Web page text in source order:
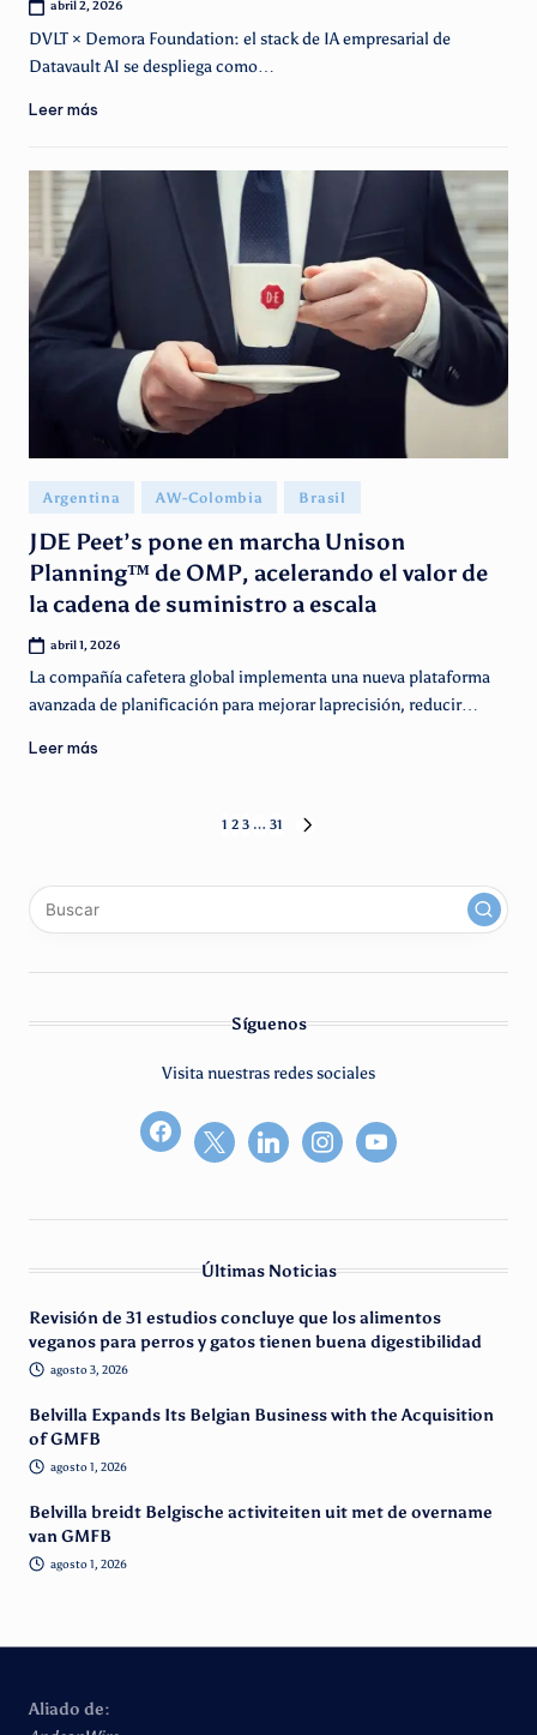
abril 2, 2026
DVLT × Demora Foundation: el stack de IA empresarial de
Datavault AI se despliega como…
Leer más
Publicado
en
Argentina AW-Colombia Brasil
JDE Peet’s pone en marcha Unison
Planning™ de OMP, acelerando el valor de
la cadena de suministro a escala
abril 1, 2026
La compañía cafetera global implementa una nueva plataforma
avanzada de planificación para mejorar laprecisión, reducir…
Leer más
de
entradas
1 2 3 … 31
Síguenos
Visita nuestras redes sociales
facebook2
Últimas Noticias
Revisión de 31 estudios concluye que los alimentos
veganos para perros y gatos tienen buena digestibilidad
agosto 3, 2026
Belvilla Expands Its Belgian Business with the Acquisition
of GMFB
agosto 1, 2026
Belvilla breidt Belgische activiteiten uit met de overname
van GMFB
agosto 1, 2026
Aliado de: